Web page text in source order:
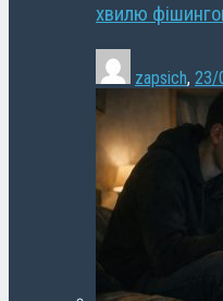
хвилю
zapsich, 23/